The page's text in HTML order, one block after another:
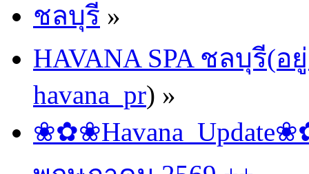
ชลบุรี »
HAVANA SPA ชลบุรี(
havana_pr) »